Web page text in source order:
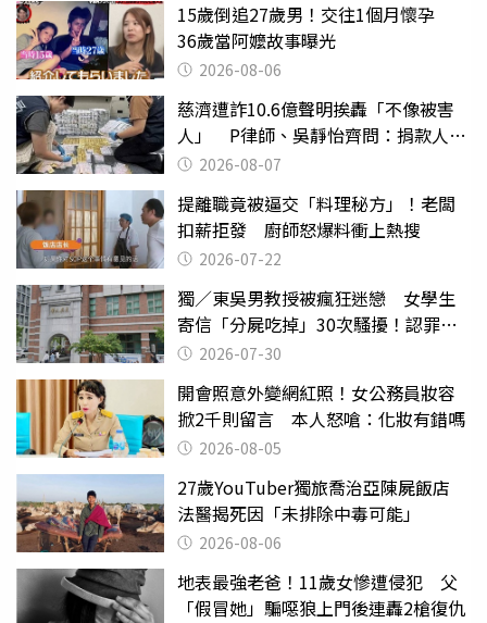
15歲倒追27歲男！交往1個月懷孕
36歲當阿嬤故事曝光
2026-08-06
慈濟遭詐10.6億聲明挨轟「不像被害
人」 P律師、吳靜怡齊問：捐款人有
權知道真相
2026-08-07
提離職竟被逼交「料理秘方」！老闆
扣薪拒發 廚師怒爆料衝上熱搜
2026-07-22
獨／東吳男教授被瘋狂迷戀 女學生
寄信「分屍吃掉」30次騷擾！認罪免
關 2026-07-30
開會照意外變網紅照！女公務員妝容
掀2千則留言 本人怒嗆：化妝有錯嗎
2026-08-05
27歲YouTuber獨旅喬治亞陳屍飯店
法醫揭死因「未排除中毒可能」
2026-08-06
地表最強老爸！11歲女慘遭侵犯 父
「假冒她」騙噁狼上門後連轟2槍復仇